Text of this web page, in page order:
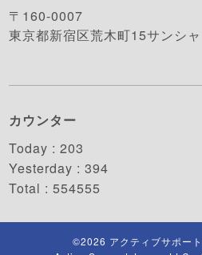
〒160-0007
東京都新宿区荒木町15サンシ
カウンター
Today :203
Yesterday :394
Total :554555
©2026 アクティブサポー